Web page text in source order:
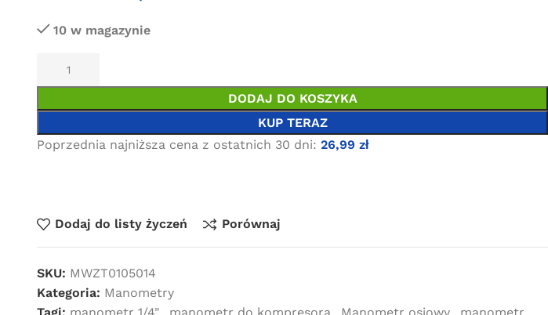
10 w magazynie
DODAJ DO KOSZYKA
KUP TERAZ
Poprzednia najniższa cena z ostatnich 30 dni: 26,99 zł
Dodaj do listy życzeń Porównaj
SKU: MWZT0105014
Kategoria: Manometry
Tagi: manometr 1/4", manometr do kompresora , Manometr osiowy, manometr